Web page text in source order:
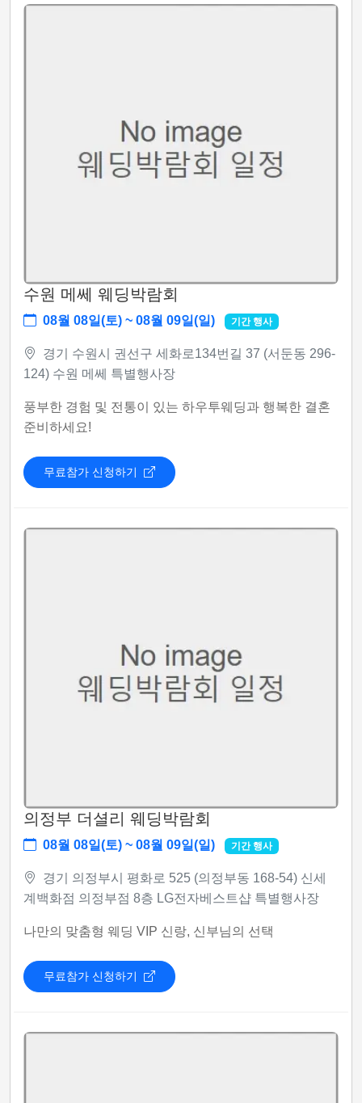
수원 메쎄 웨딩박람회
08월 08일(토) ~ 08월 09일(일) 기간 행사
경기 수원시 권선구 세화로134번길 37 (서둔동 296-
124) 수원 메쎄 특별행사장
풍부한 경험 및 전통이 있는 하우투웨딩과 행복한 결혼
준비하세요!
무료참가 신청하기
의정부 더셜리 웨딩박람회
08월 08일(토) ~ 08월 09일(일) 기간 행사
경기 의정부시 평화로 525 (의정부동 168-54) 신세
계백화점 의정부점 8층 LG전자베스트샵 특별행사장
나만의 맞춤형 웨딩 VIP 신랑, 신부님의 선택
무료참가 신청하기